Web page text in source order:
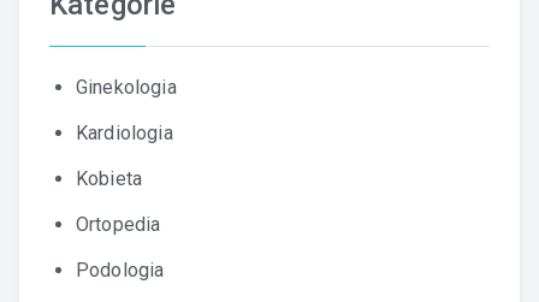
Ginekologia
Kardiologia
Kobieta
Ortopedia
Podologia